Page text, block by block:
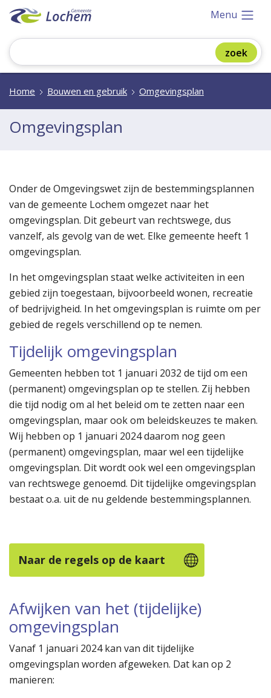
Menu
Home Bouwen en gebruik Omgevingsplan
Omgevingsplan
Onder de Omgevingswet zijn de bestemmingsplannen
van de gemeente Lochem omgezet naar het
omgevingsplan. Dit gebeurt van rechtswege, dus
vanzelf, als gevolg van de wet. Elke gemeente heeft 1
omgevingsplan.
In het omgevingsplan staat welke activiteiten in een
gebied zijn toegestaan, bijvoorbeeld wonen, recreatie
of bedrijvigheid. In het omgevingsplan is ruimte om per
gebied de regels verschillend op te nemen.
Tijdelijk omgevingsplan
Gemeenten hebben tot 1 januari 2032 de tijd om een
(permanent) omgevingsplan op te stellen. Zij hebben
die tijd nodig om al het beleid om te zetten naar een
omgevingsplan, maar ook om beleidskeuzes te maken.
Wij hebben op 1 januari 2024 daarom nog geen
(permanent) omgevingsplan, maar wel een tijdelijke
omgevingsplan. Dit wordt ook wel een omgevingsplan
van rechtswege genoemd. Dit tijdelijke omgevingsplan
bestaat o.a. uit de nu geldende bestemmingsplannen.
Naar de regels op de kaart
Afwijken van het (tijdelijke)
omgevingsplan
Vanaf 1 januari 2024 kan van dit tijdelijke
omgevingsplan worden afgeweken. Dat kan op 2
manieren: